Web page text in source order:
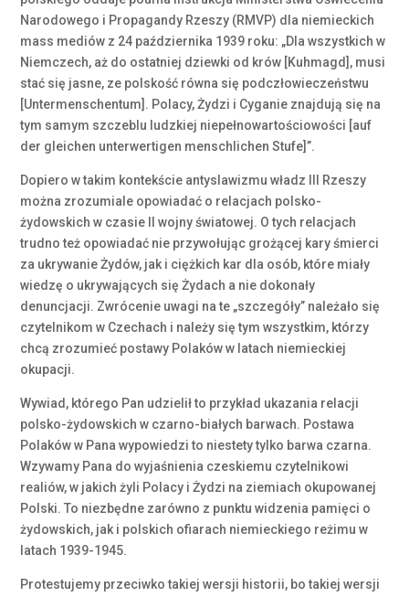
Narodowego i Propagandy Rzeszy (RMVP) dla niemieckich
mass mediów z 24 października 1939 roku: „Dla wszystkich w
Niemczech, aż do ostatniej dziewki od krów [Kuhmagd], musi
stać się jasne, ze polskość równa się podczłowieczeństwu
[Untermenschentum]. Polacy, Żydzi i Cyganie znajdują się na
tym samym szczeblu ludzkiej niepełnowartościowości [auf
der gleichen unterwertigen menschlichen Stufe]”.
Dopiero w takim kontekście antyslawizmu władz III Rzeszy
można zrozumiale opowiadać o relacjach polsko-
żydowskich w czasie II wojny światowej. O tych relacjach
trudno też opowiadać nie przywołując grożącej kary śmierci
za ukrywanie Żydów, jak i ciężkich kar dla osób, które miały
wiedzę o ukrywających się Żydach a nie dokonały
denuncjacji. Zwrócenie uwagi na te „szczegóły” należało się
czytelnikom w Czechach i należy się tym wszystkim, którzy
chcą zrozumieć postawy Polaków w latach niemieckiej
okupacji.
Wywiad, którego Pan udzielił to przykład ukazania relacji
polsko-żydowskich w czarno-białych barwach. Postawa
Polaków w Pana wypowiedzi to niestety tylko barwa czarna.
Wzywamy Pana do wyjaśnienia czeskiemu czytelnikowi
realiów, w jakich żyli Polacy i Żydzi na ziemiach okupowanej
Polski. To niezbędne zarówno z punktu widzenia pamięci o
żydowskich, jak i polskich ofiarach niemieckiego reżimu w
latach 1939-1945.
Protestujemy przeciwko takiej wersji historii, bo takiej wersji